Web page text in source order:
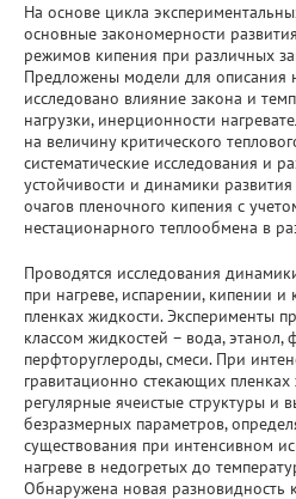
На основе цикла
основные закономерности
режимов кипения при различных
Предложены модели для описания
исследовано влияние закона и
нагрузки, инерционности
на величину критического
систематические исследования и
устойчивости и динамики
очагов пленочного кипения с
нестационарного теплообмена в
Проводятся исследования
при нагреве, испарении, кипении и
пленках жидкости. Эксперименты
классом жидкостей – вода, этанол,
перфторуглероды, смеси. При
гравитационно стекающих
регулярные ячеистые структуры и
безразмерных параметров,
существования при интенсивном
нагреве в недогретых до
Обнаружена новая разновидность